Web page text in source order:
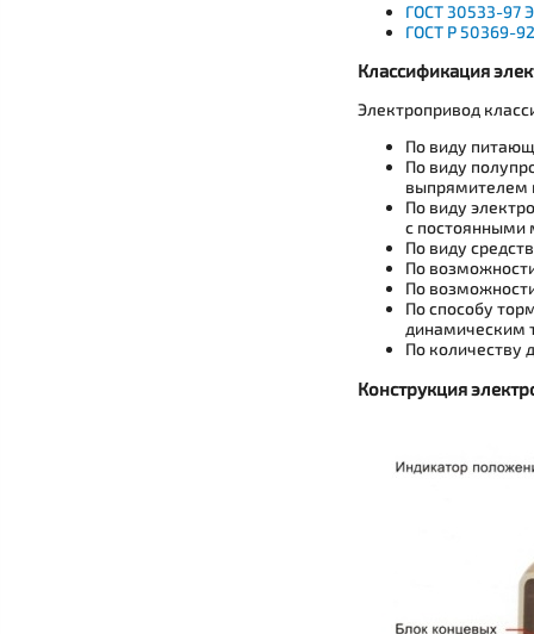
ГОСТ 30533-97
ГОСТ Р 50369-
Классификация
Электропривод
По виду
По виду
выпрямителем
По виду
с постоянными
По виду
По
По
По способу
динамическим
По количеству
Конструкция